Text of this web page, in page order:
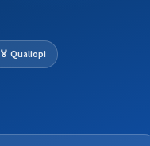
🏅 Qualiopi